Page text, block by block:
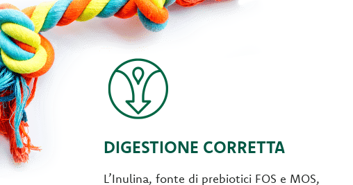
DIGESTIONE CORRETTA
L’Inulina, fonte di prebiotici FOS e MOS,